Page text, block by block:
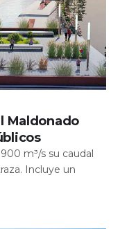
Maldonado
m³/s su caudal
Incluye un